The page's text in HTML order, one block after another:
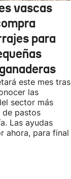
vascas
para
este mes tras
las
sector más
pastos
Las ayudas
ahora, para final